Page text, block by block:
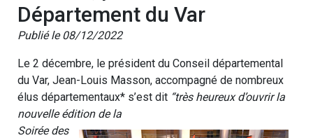
Département du Var
Publié le 08/12/2022
Le 2 décembre, le président du Conseil départemental
du Var, Jean-Louis Masson, accompagné de nombreux
élus départementaux* s’est dit “très heureux d’ouvrir la
nouvelle édition de la
Soirée des